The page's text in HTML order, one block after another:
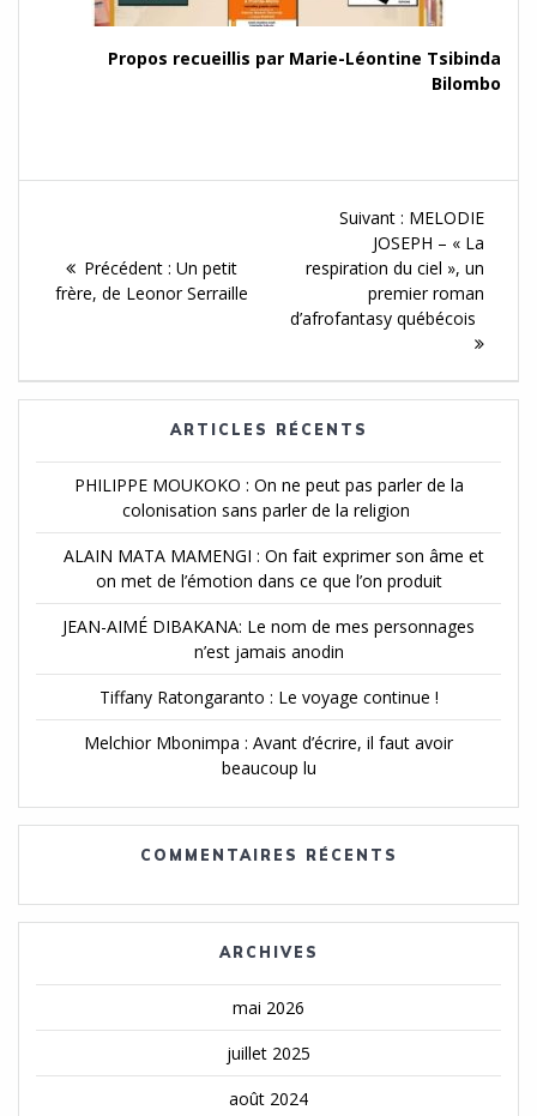
Propos recueillis par Marie-Léontine Tsibinda
Bilombo
l'article
Précédent : Article
précédent :
Un petit
frère, de Leonor Serraille
Suivant : Article
Suivant :
MELODIE
JOSEPH – « La
respiration du ciel », un
premier roman
d’afrofantasy québécois
ARTICLES RÉCENTS
PHILIPPE MOUKOKO : On ne peut pas parler de la
colonisation sans parler de la religion
ALAIN MATA MAMENGI : On fait exprimer son âme et
on met de l’émotion dans ce que l’on produit
JEAN-AIMÉ DIBAKANA: Le nom de mes personnages
n’est jamais anodin
Tiffany Ratongaranto : Le voyage continue !
Melchior Mbonimpa : Avant d’écrire, il faut avoir
beaucoup lu
COMMENTAIRES RÉCENTS
ARCHIVES
mai 2026
juillet 2025
août 2024